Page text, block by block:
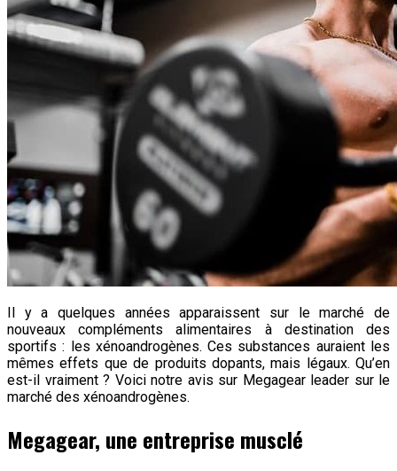
Il y a quelques années apparaissent sur le marché de
nouveaux compléments alimentaires à destination des
sportifs : les xénoandrogènes. Ces substances auraient les
mêmes effets que de produits dopants, mais légaux. Qu’en
est-il vraiment ? Voici notre avis sur Megagear leader sur le
marché des xénoandrogènes.
Megagear, une entreprise musclé